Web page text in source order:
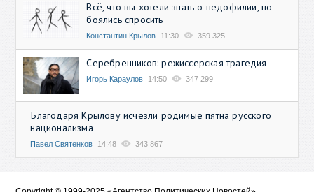
Всё, что вы хотели знать о педофилии, но
боялись спросить
Константин Крылов 11:30 359 325
Серебренников: режиссерская трагедия
Игорь Караулов 14:50 347 299
Благодаря Крылову исчезли родимые пятна русского
национализма
Павел Святенков 14:48 343 867